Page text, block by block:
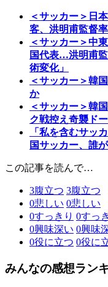
＜サッカー＞日
客、洪明甫監督
＜サッカー＞中
国代表…洪明甫
術変化」
＜サッカー＞韓
か
＜サッカー＞韓
ク戦控え奇襲ド
「私を含むサッ
国サッカー、誰
この記事を読んで…
3腹立つ 3腹立つ
0悲しい 0悲しい
0すっきり 0すっ
0興味深い 0興味
0役に立つ 0役に
みんなの感想ラン